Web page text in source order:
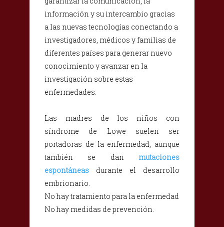
información y su intercambio gracias
a las nuevas tecnologías conectando a
investigadores, médicos y familias de
diferentes países para generar nuevo
conocimiento y avanzar en la
investigación sobre estas
enfermedades.
Las madres de los niños con
síndrome de Lowe suelen ser
portadoras de la enfermedad, aunque
también se dan mutaciones
espontáneas durante el desarrollo
embrionario.
No hay tratamiento para la enfermedad
No hay medidas de prevención.